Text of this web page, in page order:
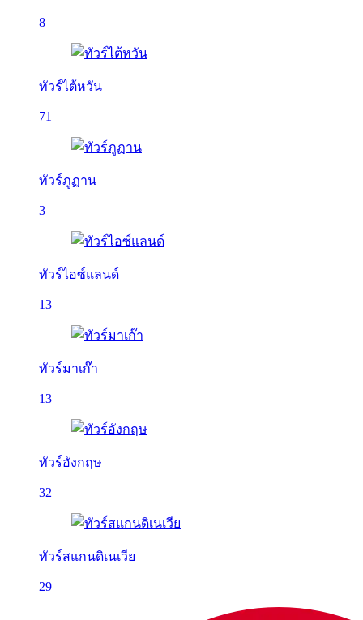
8
ทัวร์ไต้หวัน
71
ทัวร์ภูฏาน
3
ทัวร์ไอซ์แลนด์
13
ทัวร์มาเก๊า
13
ทัวร์อังกฤษ
32
ทัวร์สแกนดิเนเวีย
29